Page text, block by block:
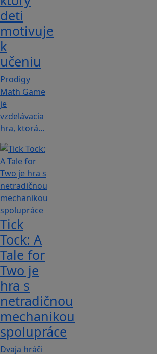
deti
motivuje
k
učeniu
Prodigy
Math Game
je
vzdelávacia
hra, ktorá…
Tick
Tock: A
Tale for
Tw‪o je
hra s
netradičnou
mechanikou
spolupráce
Dvaja hráči